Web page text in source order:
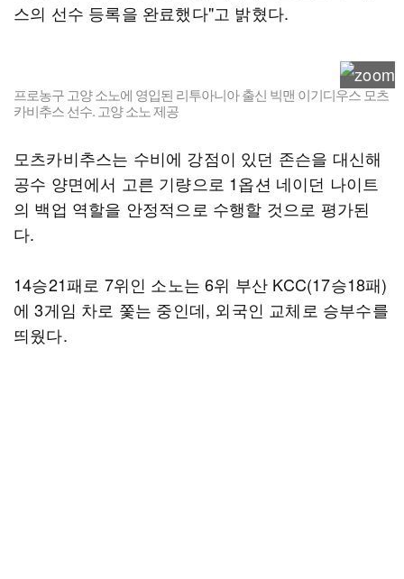
스의 선수 등록을 완료했다"고 밝혔다.
프로농구 고양 소노에 영입된 리투아니아 출신 빅맨 이기디우스 모츠
카비추스 선수. 고양 소노 제공
모츠카비추스는 수비에 강점이 있던 존슨을 대신해
공수 양면에서 고른 기량으로 1옵션 네이던 나이트
의 백업 역할을 안정적으로 수행할 것으로 평가된
다.
14승21패로 7위인 소노는 6위 부산 KCC(17승18패)
에 3게임 차로 쫓는 중인데, 외국인 교체로 승부수를
띄웠다.